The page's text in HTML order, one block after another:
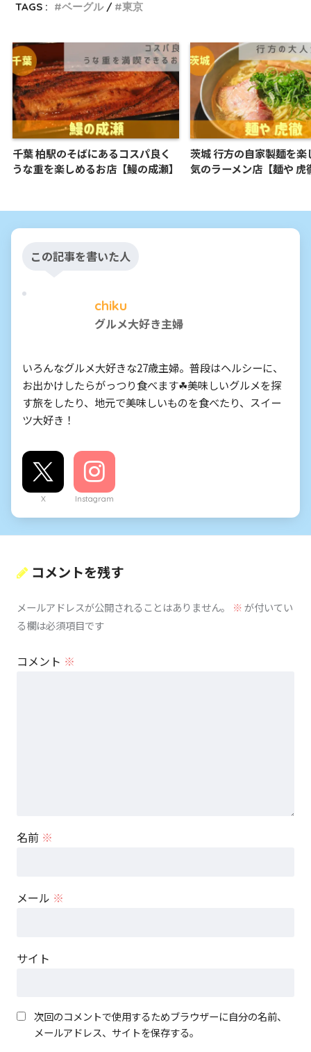
TAGS : ベーグル 東京
千葉 柏駅のそばにあるコスパ良く
うな重を楽しめるお店【鰻の成瀬】
茨城 行方の自家製麺を楽
気のラーメン店【麺や 虎
この記事を書いた人
chiku
グルメ大好き主婦
いろんなグルメ大好きな27歳主婦。普段はヘルシーに、
お出かけしたらがっつり食べます☘美味しいグルメを探
す旅をしたり、地元で美味しいものを食べたり、スイー
ツ大好き！
X Instagram
コメントを残す
メールアドレスが公開されることはありません。 ※が付いてい
る欄は必須項目です
コメント ※
名前 ※
メール ※
サイト
次回のコメントで使用するためブラウザーに自分の名前、
メールアドレス、サイトを保存する。